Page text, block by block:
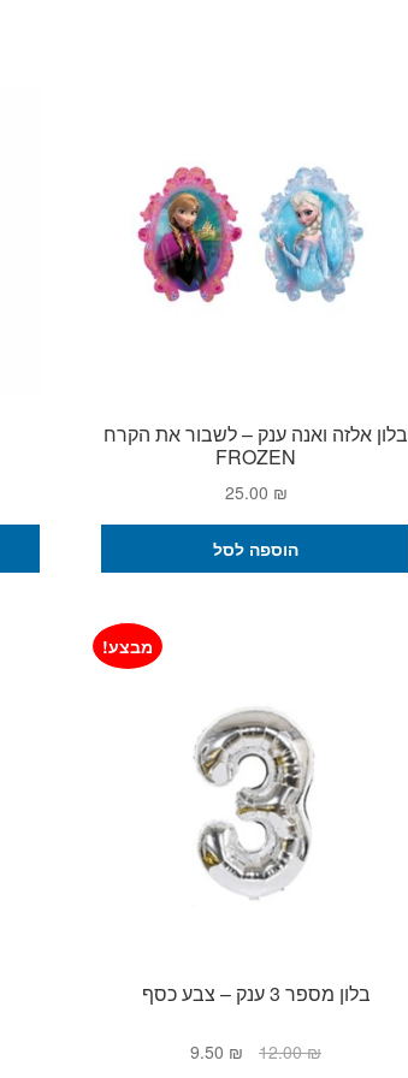
בלון אלזה ואנה ענק – לשבור את הקרח
FROZEN
25.00 ₪
הוספה לסל
בלון מספר 3 ענק – צבע כסף
מבצע!
12.00₪
המחיר9.50 ₪
המחיר